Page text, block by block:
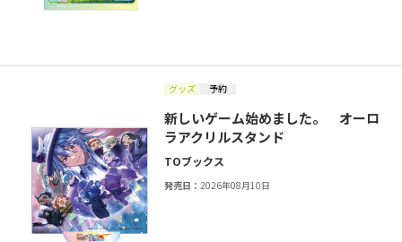
グッズ 予約
新しいゲーム始めました。 オーロ
ラアクリルスタンド
TOブックス
発売日：2026年08月10日